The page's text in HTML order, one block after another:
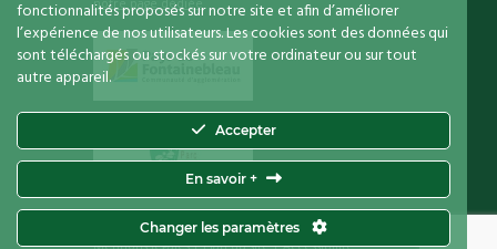
notre page dédiée
Le Vaudoué© 2026. Tous droits réservés.
Mentions légales|Plan du site|Accessibilité
fonctionnalités proposés sur notre site et afin d’améliorer
l’expérience de nos utilisateurs. Les cookies sont des données qui
sont téléchargés ou stockés sur votre ordinateur ou sur tout
autre appareil.
Accepter
En savoir +
Changer les paramètres